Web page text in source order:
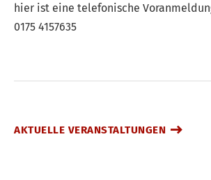
hier ist eine telefonische
0175 4157635
AKTUELLE VERANSTALTUNGEN